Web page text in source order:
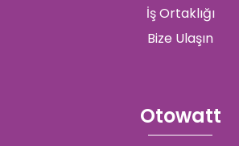
İş Ortaklığı
Bize Ulaşın
Otowatt